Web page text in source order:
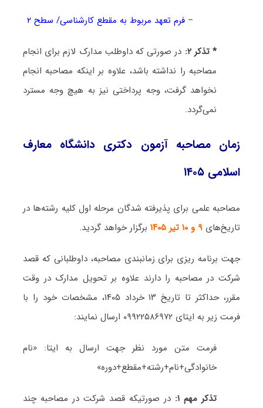
– فرم تعهد مربوط به مقطع کارشناسی/ سطح ۲
* تذکر ۲:
در صورتی که داوطلب مدارک لازم برای انجام
مصاحبه را نداشته باشد، علاوه بر اینکه مصاحبه انجام
نخواهد گرفت، وجه پرداختی نیز به هیچ وجه مسترد
نمی‌گردد.
زمان مصاحبه آزمون دکتری دانشگاه معارف
اسلامی ۱۴۰۵
مصاحبه علمی برای پذیرفته شدگان مرحله اول کلیه رشته‌ها در
تاریخ‌های ۹ و ۱۰ تیر ۱۴۰۵ برگزار خواهد گردید.
جهت برنامه ریزی برای زمانبندی مصاحبه، داوطلبانی که قصد
شرکت در مصاحبه را دارند علاوه بر تحویل مدارک در وقت
مقرر، حداکثر تا تاریخ ۱۳ خرداد ۱۴۰۵، مشخصات خود را با
فرمت زیر به ایتای ۰۹۹۲۲۵۸۶۹۷۲ ارسال نمایند:
فرمت متن مورد نظر جهت ارسال به ایتا: «نام
خانوادگی+نام+رشته+مقطع+دوره»
تذکر مهم ۱: در صورتیکه قصد شرکت در مصاحبه چند